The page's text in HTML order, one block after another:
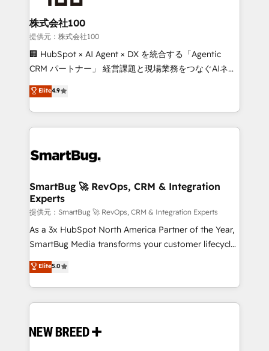
and build AI-powered workflows that drive adoption
from week one, in your time zone. What we do ➤
Onboarding: Live in weeks, with workflows built
around your business, not a template. ➤ Migration:
Move from any legacy CRM. Zero downtime, full data
run your revenue process. Sales, marketing, and
service wired together. ➤ AI and Integrations: Layer
tune-ups, feature rollouts, adoption coaching. Buying
HubSpot, switching to it, or reviving a stale portal?
We are built for the work.
株式会社100
提供元：株式会社100
🏢 HubSpot × AI Agent × DX を統合する「Agentic
CRM パートナー」 経営課題と現場業務をつなぐAIネイ
ティブ・エージェンシーとして、HubSpot Eliteの実装
力で顧客フロント業務を再設計します。 💡 100inc は何
をする会社か？ HubSpotを共通基盤に、AIエージェン
トを組み込んだ顧客フロント業務（マーケティング・営
ィブ・エージェンシーです。事業部・グループ会社・部
を、CRMを軸とした全社共通基盤に再構築します。意
思決定者・PMO・現場担当者に並走します。 1️⃣
HubSpot導入・活用支援 顧客データの一元化から、
GTMの見える化・自動化まで。全Hub統合運用、デー
タ品質設計、グループ横断のCRM統合に対応します。
の一部をAIが自律実行する組織への移行を設計・実装。
Breeze・Claude等をHubSpotと連携させ、役割定義・
革を、構想から実装・定着までPMOとして主導。「設
Elite4.9
SmartBug 🚀 RevOps, CRM & Integration
Experts
提供元：SmartBug 🚀 RevOps, CRM & Integration Experts
As a 3x HubSpot North America Partner of the Year,
SmartBug Media transforms your customer lifecycle
into a revenue engine. Our unified ecosystem
includes specialized divisions Globalia (AI &
Software) and Point Success Media (Paid Media),
making this the official home for all three brands. 🔄
and system integrations powered by Globalia’s
Elite5.0